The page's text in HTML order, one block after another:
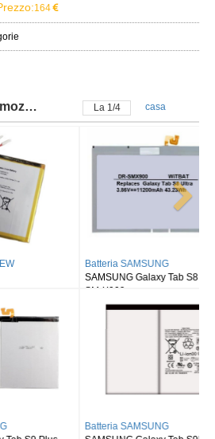
164
Offerte speciali e promozioni La 2/4 casa
Batteria SAMSUNG
SAMSUNG Galaxy Tab S8 Ultra
Batteria SAMSUNG